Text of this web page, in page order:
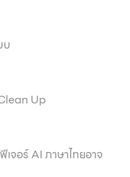
บ
Up
จอร์ AI ภาษาไทยอาจ